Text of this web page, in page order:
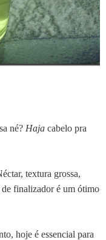
né? Haja cabelo pra
textura grossa,
finalizador é um ótimo
hoje é essencial para